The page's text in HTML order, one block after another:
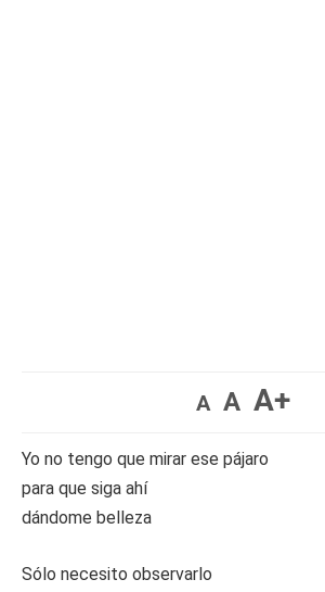
A A A+
Yo no tengo que mirar ese pájaro
para que siga ahí
dándome belleza
Sólo necesito observarlo